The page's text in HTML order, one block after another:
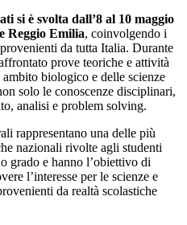
si è svolta dall’8 al 10 maggio
Reggio Emilia, coinvolgendo i
da tutta Italia. Durante
prove teoriche e attività
biologico e delle scienze
solo le conoscenze disciplinari,
analisi e problem solving.
rappresentano una delle più
nazionali rivolte agli studenti
grado e hanno l’obiettivo di
l’interesse per le scienze e
da realtà scolastiche